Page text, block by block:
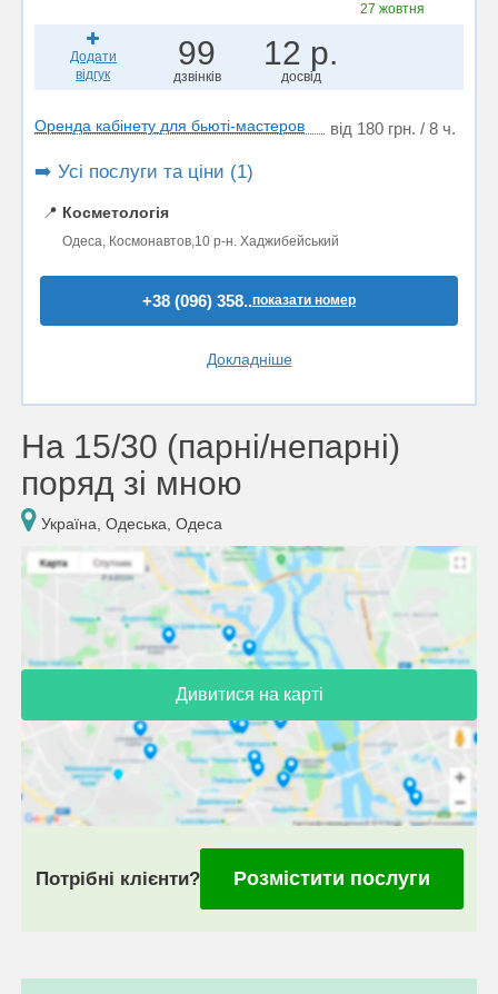
27 жовтня
Додати
відгук
99
дзвінків
12 р.
досвід
Оренда кабінету для бьюті-мастеров від 180 грн. / 8 ч.
➡️ Усі послуги та ціни (1)
📍 Косметологія
Одеса, Космонавтов,10 р-н. Хаджибейський
+38 (096) 358..показати номер
Докладніше
На 15/30 (парні/непарні)
поряд зі мною
Україна, Одеська, Одеса
Дивитися на карті
Потрібні клієнти? Розмістити послуги